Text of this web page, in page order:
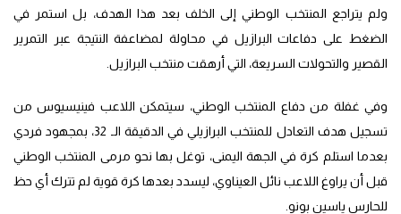
ولم يتراجع المنتخب الوطني إلى الخلف بعد هذا الهدف، بل استمر في
الضغط على دفاعات البرازيل في محاولة لمضاعفة النتيجة عبر التمرير
القصير والتحولات السريعة، التي أرهقت منتخب البرازيل.
وفي غفلة من دفاع المنتخب الوطني، سيتمكن اللاعب فينيسيوس من
تسجيل هدف التعادل للمنتخب البرازيلي في الدقيقة الـ 32، بمجهود فردي
بعدما استلم كرة في الجهة اليمنى، توغل بها نحو مرمى المنتخب الوطني
قبل أن يراوغ اللاعب نائل العيناوي، ليسدد بعدها كرة قوية لم تترك أي حظ
للحارس ياسين بونو.